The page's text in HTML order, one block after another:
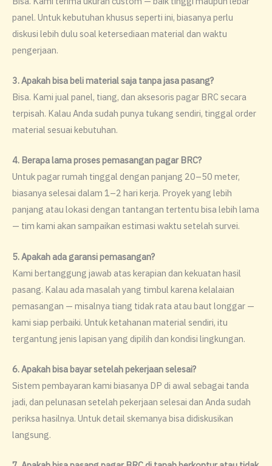
panel. Untuk kebutuhan khusus seperti ini, biasanya perlu
diskusi lebih dulu soal ketersediaan material dan waktu
pengerjaan.
3. Apakah bisa beli material saja tanpa jasa pasang?
Bisa. Kami jual panel, tiang, dan aksesoris pagar BRC secara
terpisah. Kalau Anda sudah punya tukang sendiri, tinggal order
material sesuai kebutuhan.
4. Berapa lama proses pemasangan pagar BRC?
Untuk pagar rumah tinggal dengan panjang 20–50 meter,
biasanya selesai dalam 1–2 hari kerja. Proyek yang lebih
panjang atau lokasi dengan tantangan tertentu bisa lebih lama
— tim kami akan sampaikan estimasi waktu setelah survei.
5. Apakah ada garansi pemasangan?
Kami bertanggung jawab atas kerapian dan kekuatan hasil
pasang. Kalau ada masalah yang timbul karena kelalaian
pemasangan — misalnya tiang tidak rata atau baut longgar —
kami siap perbaiki. Untuk ketahanan material sendiri, itu
tergantung jenis lapisan yang dipilih dan kondisi lingkungan.
6. Apakah bisa bayar setelah pekerjaan selesai?
Sistem pembayaran kami biasanya DP di awal sebagai tanda
jadi, dan pelunasan setelah pekerjaan selesai dan Anda sudah
periksa hasilnya. Untuk detail skemanya bisa didiskusikan
langsung.